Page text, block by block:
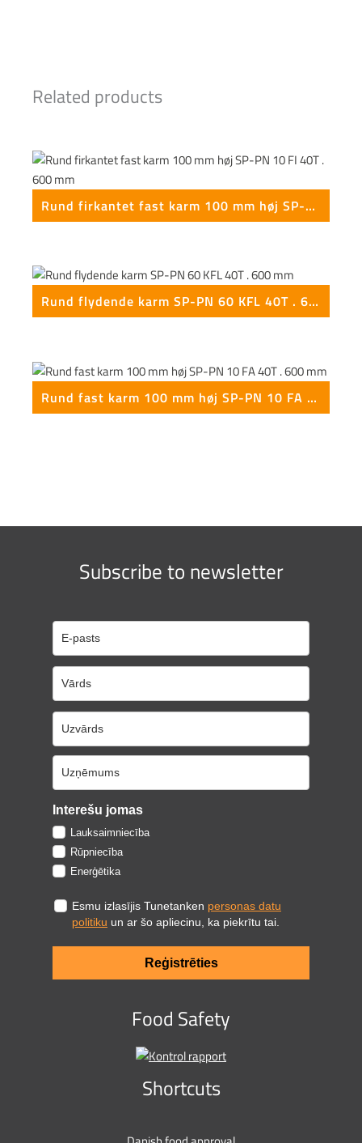
Related products
Rund firkantet fast karm 100 mm høj SP-PN 10 FI 40T . 600 mm
Rund flydende karm SP-PN 60 KFL 40T . 600 mm
Rund fast karm 100 mm høj SP-PN 10 FA 40T . 600 mm
Subscribe to newsletter
Interešu jomas
Lauksaimniecība
Rūpniecība
Enerģētika
Esmu izlasījis Tunetanken personas datu
politiku un ar šo apliecinu, ka piekrītu tai.
Reģistrēties
Food Safety
Shortcuts